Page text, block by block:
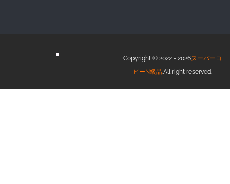
Copyright © 2022 - 2026スーパーコ
ピーN級品.All right reserved.